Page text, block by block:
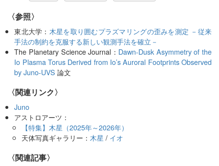
〈参照〉
東北大学： 木星を取り囲むプラズマリングの歪みを測定 －従来
手法の制約を克服する新しい観測手法を確立－
The Planetary Science Journal： Dawn-Dusk Asymmetry of the
Io Plasma Torus Derived from Io’s Auroral Footprints Observed
by Juno-UVS 論文
〈関連リンク〉
Juno
アストロアーツ：
【特集】木星（2025年～2026年）
天体写真ギャラリー： 木星 / イオ
関連記事